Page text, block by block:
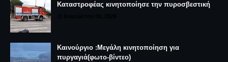
Καταστροφέας κινητοποίησε την πυροσβεστική
Καινούργιο :Μεγάλη κινητοποίηση για
πυργαγιά(φωτο-βίντεο)